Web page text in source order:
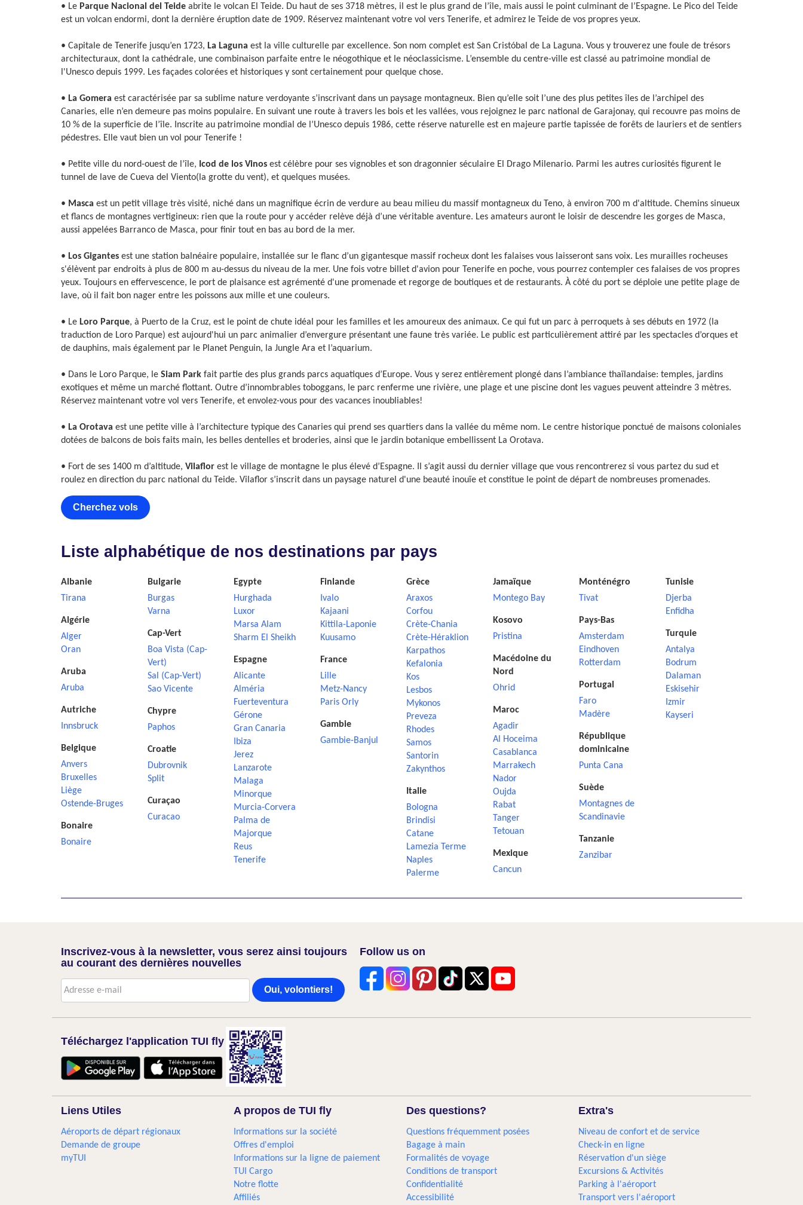
• Le Parque Nacional del Teide abrite le volcan El Teide. Du haut de ses 3718 mètres, il est le plus grand de l’île, mais aussi le point culminant de l’Espagne. Le Pico del Teide
est un volcan endormi, dont la dernière éruption date de 1909. Réservez maintenant votre vol vers Tenerife, et admirez le Teide de vos propres yeux.
• Capitale de Tenerife jusqu’en 1723, La Laguna est la ville culturelle par excellence. Son nom complet est San Cristóbal de La Laguna. Vous y trouverez une foule de trésors
architecturaux, dont la cathédrale, une combinaison parfaite entre le néogothique et le néoclassicisme. L’ensemble du centre-ville est classé au patrimoine mondial de
l'Unesco depuis 1999. Les façades colorées et historiques y sont certainement pour quelque chose.
• La Gomera est caractérisée par sa sublime nature verdoyante s’inscrivant dans un paysage montagneux. Bien qu’elle soit l’une des plus petites îles de l’archipel des
Canaries, elle n’en demeure pas moins populaire. En suivant une route à travers les bois et les vallées, vous rejoignez le parc national de Garajonay, qui recouvre pas moins de
10 % de la superficie de l’île. Inscrite au patrimoine mondial de l’Unesco depuis 1986, cette réserve naturelle est en majeure partie tapissée de forêts de lauriers et de sentiers
pédestres. Elle vaut bien un vol pour Tenerife !
• Petite ville du nord-ouest de l’île, Icod de los Vinos est célèbre pour ses vignobles et son dragonnier séculaire El Drago Milenario. Parmi les autres curiosités figurent le
tunnel de lave de Cueva del Viento(la grotte du vent), et quelques musées.
• Masca est un petit village très visité, niché dans un magnifique écrin de verdure au beau milieu du massif montagneux du Teno, à environ 700 m d'altitude. Chemins sinueux
et flancs de montagnes vertigineux: rien que la route pour y accéder relève déjà d’une véritable aventure. Les amateurs auront le loisir de descendre les gorges de Masca,
aussi appelées Barranco de Masca, pour finir tout en bas au bord de la mer.
• Los Gigantes est une station balnéaire populaire, installée sur le flanc d’un gigantesque massif rocheux dont les falaises vous laisseront sans voix. Les murailles rocheuses
s'élèvent par endroits à plus de 800 m au-dessus du niveau de la mer. Une fois votre billet d'avion pour Tenerife en poche, vous pourrez contempler ces falaises de vos propres
yeux. Toujours en effervescence, le port de plaisance est agrémenté d'une promenade et regorge de boutiques et de restaurants. À côté du port se déploie une petite plage de
lave, où il fait bon nager entre les poissons aux mille et une couleurs.
• Le Loro Parque, à Puerto de la Cruz, est le point de chute idéal pour les familles et les amoureux des animaux. Ce qui fut un parc à perroquets à ses débuts en 1972 (la
traduction de Loro Parque) est aujourd'hui un parc animalier d’envergure présentant une faune très variée. Le public est particulièrement attiré par les spectacles d’orques et
de dauphins, mais également par le Planet Penguin, la Jungle Ara et l’aquarium.
• Dans le Loro Parque, le Siam Park fait partie des plus grands parcs aquatiques d’Europe. Vous y serez entièrement plongé dans l’ambiance thaïlandaise: temples, jardins
exotiques et même un marché flottant. Outre d’innombrables toboggans, le parc renferme une rivière, une plage et une piscine dont les vagues peuvent atteindre 3 mètres.
Réservez maintenant votre vol vers Tenerife, et envolez-vous pour des vacances inoubliables!
• La Orotava est une petite ville à l’architecture typique des Canaries qui prend ses quartiers dans la vallée du même nom. Le centre historique ponctué de maisons coloniales
dotées de balcons de bois faits main, les belles dentelles et broderies, ainsi que le jardin botanique embellissent La Orotava.
• Fort de ses 1400 m d’altitude, Vilaflor est le village de montagne le plus élevé d’Espagne. Il s’agit aussi du dernier village que vous rencontrerez si vous partez du sud et
roulez en direction du parc national du Teide. Vilaflor s’inscrit dans un paysage naturel d'une beauté inouïe et constitue le point de départ de nombreuses promenades.
Cherchez vols
Liste alphabétique de nos destinations par pays
Albanie
Tirana
Algérie
Alger
Oran
Aruba
Aruba
Autriche
Innsbruck
Belgique
Anvers
Bruxelles
Liège
Ostende-Bruges
Bonaire
Bonaire
Bulgarie
Burgas
Varna
Cap-Vert
Boa Vista (Cap-
Vert)
Sal (Cap-Vert)
Sao Vicente
Chypre
Paphos
Croatie
Dubrovnik
Split
Curaçao
Curacao
Egypte
Hurghada
Luxor
Marsa Alam
Sharm El Sheikh
Espagne
Alicante
Alméria
Fuerteventura
Gérone
Gran Canaria
Ibiza
Jerez
Lanzarote
Malaga
Minorque
Murcia-Corvera
Palma de
Majorque
Reus
Tenerife
Finlande
Ivalo
Kajaani
Kittila-Laponie
Kuusamo
France
Lille
Metz-Nancy
Paris Orly
Gambie
Gambie-Banjul
Grèce
Araxos
Corfou
Crète-Chania
Crète-Héraklion
Karpathos
Kefalonia
Kos
Lesbos
Mykonos
Preveza
Rhodes
Samos
Santorin
Zakynthos
Italie
Bologna
Brindisi
Catane
Lamezia Terme
Naples
Palerme
Jamaïque
Montego Bay
Kosovo
Pristina
Macédoine du
Nord
Ohrid
Maroc
Agadir
Al Hoceima
Casablanca
Marrakech
Nador
Oujda
Rabat
Tanger
Tetouan
Mexique
Cancun
Monténégro
Tivat
Pays-Bas
Amsterdam
Eindhoven
Rotterdam
Portugal
Faro
Madère
République
dominicaine
Punta Cana
Suède
Montagnes de
Scandinavie
Tanzanie
Zanzibar
Tunisie
Djerba
Enfidha
Turquie
Antalya
Bodrum
Dalaman
Eskisehir
Izmir
Kayseri
Inscrivez-vous à la newsletter, vous serez ainsi toujours
au courant des dernières nouvelles
Oui, volontiers!
Follow us on
Téléchargez l'application TUI fly
Liens Utiles
Aéroports de départ régionaux
Demande de groupe
myTUI
A propos de TUI fly
Informations sur la société
Offres d'emploi
Informations sur la ligne de paiement
TUI Cargo
Notre flotte
Affiliés
Des questions?
Questions fréquemment posées
Bagage à main
Formalités de voyage
Conditions de transport
Confidentialité
Accessibilité
Extra's
Niveau de confort et de service
Check-in en ligne
Réservation d'un siège
Excursions & Activités​
Parking à l'aéroport
Transport vers l'aéroport